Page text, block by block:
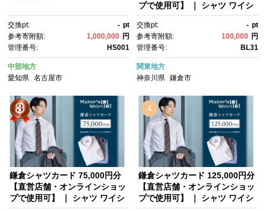
交換pt: - pt
参考寄附額:
1,000,000 円
管理番号:
HS001
中部地方
愛知県
名古屋市
プで使用可】 ｜ シャツ ワイシ
気 おすすめ ギフトカード 紳士
服 レディースシャツ カジュア
ルシャツ ビジネスシャツ 贈答
用 送料無料 神奈川 鎌倉
交換pt: - pt
参考寄附額:
100,000 円
管理番号:
BL31
関東地方
神奈川県 鎌倉市
鎌倉シャツカード 75,000円分
【直営店舗・オンラインショッ
プで使用可】 ｜ シャツ ワイシ
4
鎌倉シャツカード 125,000円分
【直営店舗・オンラインショッ
プで使用可】 ｜ シャツ ワイシ